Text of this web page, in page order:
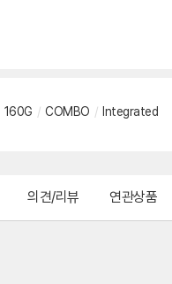
160G / COMBO / Integrated
의견/리뷰 연관상품